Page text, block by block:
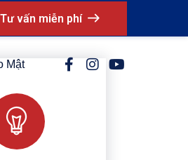
Tư vấn miễn phí
Mật